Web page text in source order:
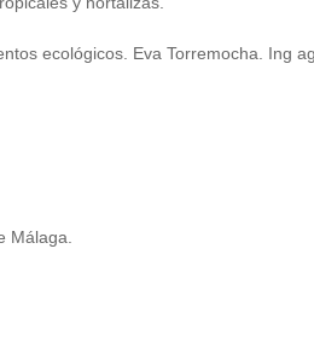
ecológicos. Eva Torremocha. Ing
Málaga.